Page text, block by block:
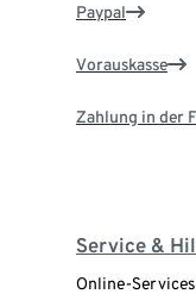
Paypal
Vorauskasse
Zahlung in der
Service &
Online-